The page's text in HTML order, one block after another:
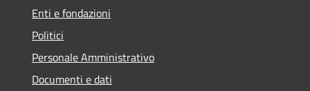
Enti e fondazioni
Politici
Personale Amministrativo
Documenti e dati